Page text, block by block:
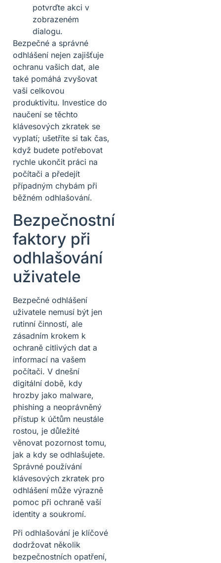
potvrďte akci v
zobrazeném
dialogu.
Bezpečné a správné
odhlášení nejen zajišťuje
ochranu vašich dat, ale
také pomáhá zvyšovat
vaši celkovou
produktivitu. Investice do
naučení se těchto
klávesových zkratek se
vyplatí; ušetříte si tak čas,
když budete potřebovat
rychle ukončit práci na
počítači a předejít
případným chybám při
běžném odhlašování.
Bezpečnostní
faktory při
odhlašování
uživatele
Bezpečné odhlášení
uživatele nemusí být jen
rutinní činností, ale
zásadním krokem k
ochraně citlivých dat a
informací na vašem
počítači. V dnešní
digitální době, kdy
hrozby jako malware,
phishing a neoprávněný
přístup k účtům neustále
rostou, je důležité
věnovat pozornost tomu,
jak a kdy se odhlašujete.
Správné používání
klávesových zkratek pro
odhlášení může výrazně
pomoc při ochraně vaší
identity a soukromí.
Při odhlašování je klíčové
dodržovat několik
bezpečnostních opatření,